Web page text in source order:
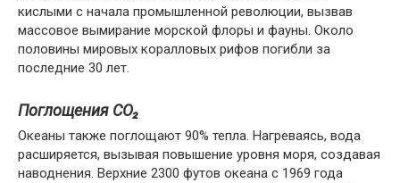
кислыми с начала промышленной революции, вызвав
массовое вымирание морской флоры и фауны. Около
половины мировых коралловых рифов погибли за
последние 30 лет.
Поглощения CO₂
Океаны также поглощают 90% тепла. Нагреваясь, вода
расширяется, вызывая повышение уровня моря, создавая
наводнения. Верхние 2300 футов океана с 1969 года